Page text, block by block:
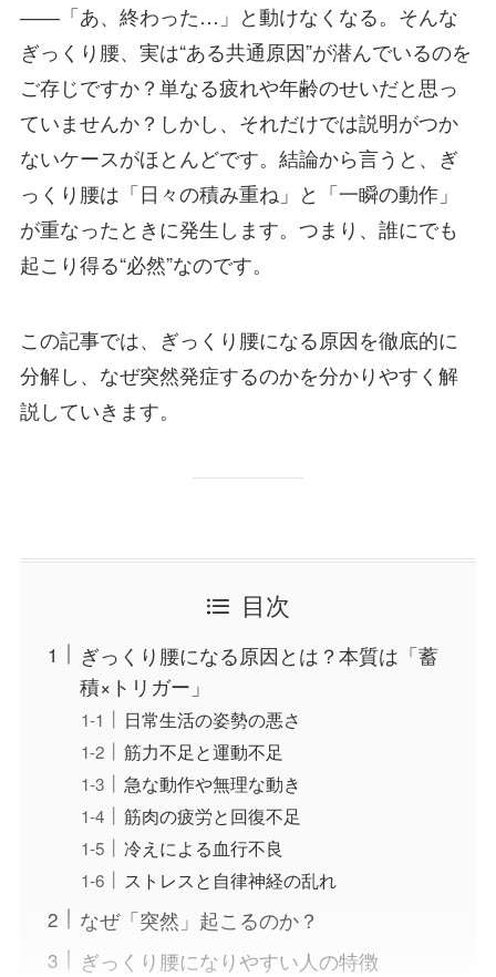
――「あ、終わった…」と動けなくなる。そんな
ぎっくり腰、実は“ある共通原因”が潜んでいるのを
ご存じですか？単なる疲れや年齢のせいだと思っ
ていませんか？しかし、それだけでは説明がつか
ないケースがほとんどです。結論から言うと、ぎ
っくり腰は「日々の積み重ね」と「一瞬の動作」
が重なったときに発生します。つまり、誰にでも
起こり得る“必然”なのです。
この記事では、ぎっくり腰になる原因を徹底的に
分解し、なぜ突然発症するのかを分かりやすく解
説していきます。
目次
ぎっくり腰になる原因とは？本質は「蓄
積×トリガー」
日常生活の姿勢の悪さ
筋力不足と運動不足
急な動作や無理な動き
筋肉の疲労と回復不足
冷えによる血行不良
ストレスと自律神経の乱れ
なぜ「突然」起こるのか？
ぎっくり腰になりやすい人の特徴